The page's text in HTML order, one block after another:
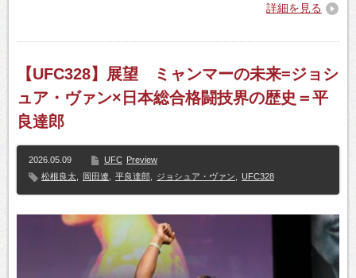
詳細を見る
【UFC328】展望 ミャンマーの未来=ジョシ
ュア・ヴァン×日本総合格闘技界の歴史＝平
良達郎
2026.05.09 UFC Preview
松根良太
岡田遼 平良達郎 ジョシュア・ヴァン UFC328